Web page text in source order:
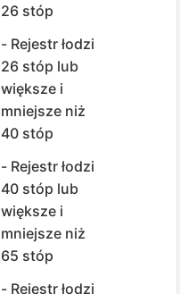
26 stóp
- Rejestr łodzi
26 stóp lub
większe i
mniejsze niż
40 stóp
- Rejestr łodzi
40 stóp lub
większe i
mniejsze niż
65 stóp
- Rejestr łodzi